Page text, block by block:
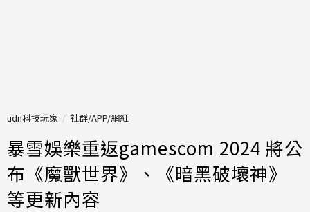
udn科技玩家 社群/APP/網紅
暴雪娛樂重返gamescom 2024 將公
布《魔獸世界》、《暗黑破壞神》
等更新內容